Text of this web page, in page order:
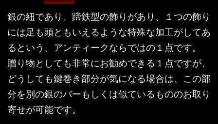
銀の紐であり、蹄鉄型の飾りがあり、１つの飾り
には足も頭ともいえるような特殊な加工がしてあ
るという、アンティークならではの１点です。
贈り物としても非常にお勧めできる１点ですが、
どうしても鍵巻き部分が気になる場合は、この部
分を別の銀のバーもしくは似ているもののお取り
寄せが可能です。